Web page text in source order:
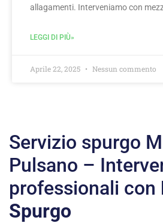
allagamenti. Interveniamo con
LEGGI DI PIÙ»
Aprile 22, 2025 Nessun commento
Servizio spurgo
Pulsano –
professionali con
Spurgo